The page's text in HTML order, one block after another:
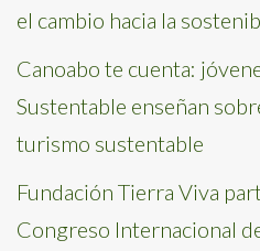
el cambio hacia la
Canoabo te cuenta:
Sustentable enseñan
turismo sustentable
Fundación Tierra Viva
Congreso Internacional